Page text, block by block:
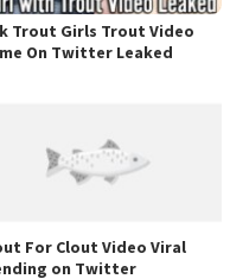
Trout Girls Trout Video
On Twitter Leaked
For Clout Video Viral
on Twitter